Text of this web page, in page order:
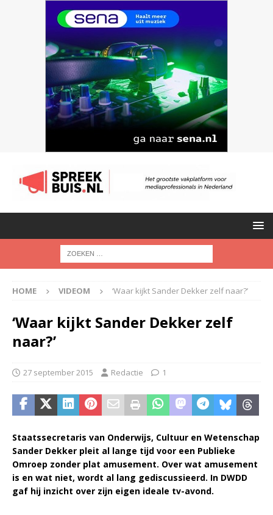
HOME VIDEOM ‘Waar kijkt Sander Dekker zelf naar?’
‘Waar kijkt Sander Dekker zelf
naar?’
27 september 2015 Redactie 1
Staatssecretaris van Onderwijs, Cultuur en Wetenschap
Sander Dekker pleit al lange tijd voor een Publieke
Omroep zonder plat amusement. Over wat amusement
is en wat niet, wordt al lang gediscussieerd. In DWDD
gaf hij inzicht over zijn eigen ideale tv-avond.